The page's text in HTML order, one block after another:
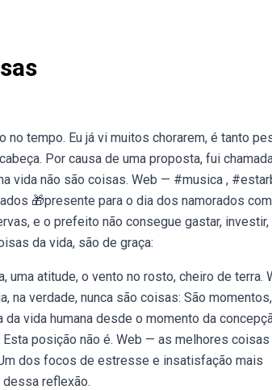
tempo. Eu já vi muitos chorarem, é tanto
Por causa de uma proposta, fui
vida não são coisas. Web — #musica ,
🎁presente para o dia dos namorados
e o prefeito não consegue gastar,
da vida, são de graça:
uma atitude, o vento no rosto, cheiro de terra.
na verdade, nunca são coisas: São momentos,
vida humana desde o momento da
posição não é. Web — as melhores coisas
dos focos de estresse e insatisfação mais
reflexão.